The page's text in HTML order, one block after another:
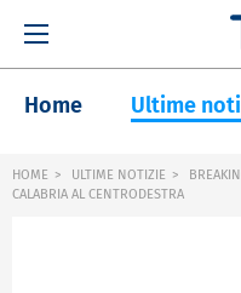
Home Ultime
HOME ULTIME NOTIZIE
CALABRIA AL CENTRODESTRA